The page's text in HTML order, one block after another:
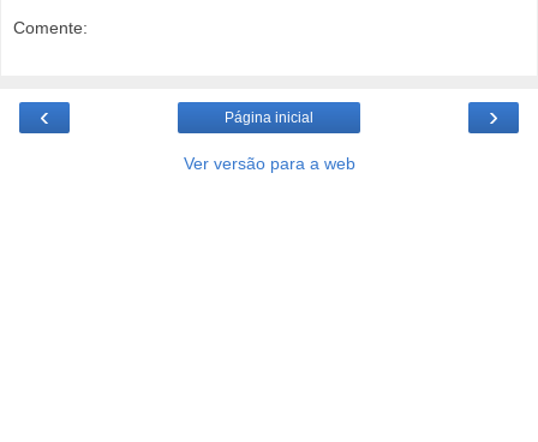
Comente:
‹ ›
Página inicial
Ver versão para a web